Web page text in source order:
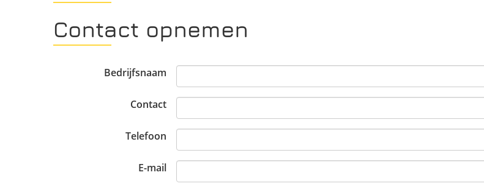
Contact opnemen
Bedrijfsnaam
Contact
Telefoon
E-mail